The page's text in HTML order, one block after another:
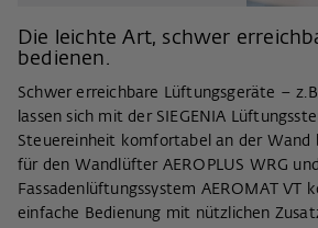
Die leichte Art, schwer
bedienen.
Schwer erreichbare Lüftungsgeräte –
lassen sich mit der SIEGENIA
Steuereinheit komfortabel an der Wand
für den Wandlüfter AEROPLUS WRG
Fassadenlüftungssystem AEROMAT VT
einfache Bedienung mit nützlichen